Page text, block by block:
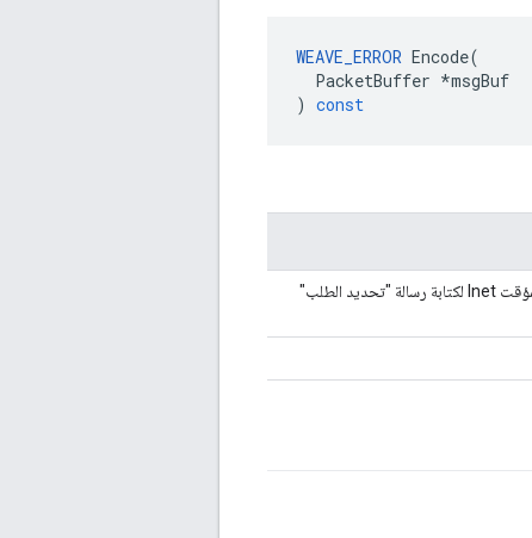
WEAVE_ERROR Encode(
PacketBuffer *msgBuf
) const
مؤشر إلى المخزن المؤقت Inet لكتابة رسالة "تحديد الطلب"